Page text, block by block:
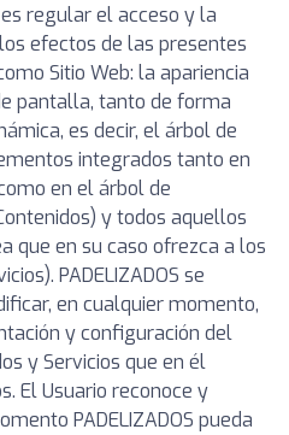
regular el acceso y la
efectos de las presentes
Sitio Web: la apariencia
pantalla, tanto de forma
es decir, el árbol de
integrados tanto en
en el árbol de
y todos aquellos
que en su caso ofrezca a los
PADELIZADOS se
en cualquier momento,
y configuración del
y Servicios que en él
El Usuario reconoce y
PADELIZADOS pueda